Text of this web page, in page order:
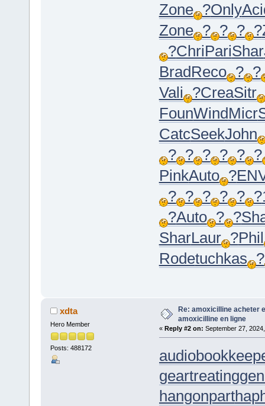
Zone ?Only
Zone ? ? ? ?
?ChriPariShar
BradReco ? ?
Vali ?CreaSitr
FounWindMicr
CatcSeekJohn
? ? ? ? ? ?
PinkAuto ?
? ? ? ? ? ?
?Auto ? ?
SharLaur ?Phil
Rodetuchkas ?
xdta
Hero Member
Posts: 488172
Re: amoxicilline acheter
amoxicilline en ligne
« Reply #2 on: September 27,
geartreating
hangonpart